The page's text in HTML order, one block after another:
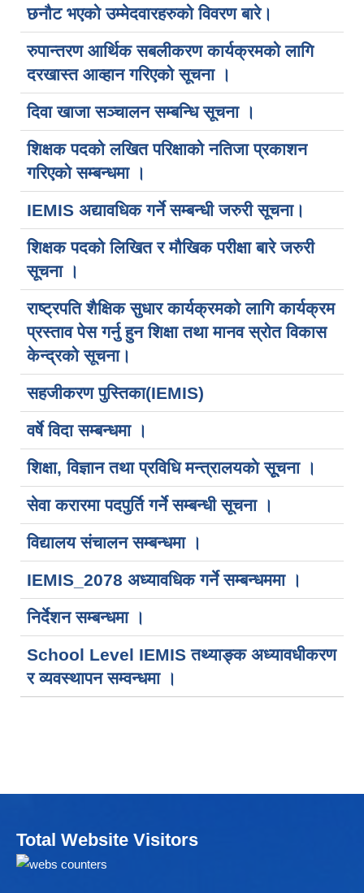
छनौट भएको उम्मेदवारहरुको विवरण बारे।
रुपान्तरण आर्थिक सबलीकरण कार्यक्रमको लागि
दरखास्त आव्हान गरिएको सूचना ।
दिवा खाजा सञ्चालन सम्बन्धि सूचना ।
शिक्षक पदको लखित परिक्षाको नतिजा प्रकाशन
गरिएको सम्बन्धमा ।
IEMIS अद्यावधिक गर्ने सम्बन्धी जरुरी सूचना।
शिक्षक पदको लिखित र मौखिक परीक्षा बारे जरुरी
सूचना ।
राष्ट्रपति शैक्षिक सुधार कार्यक्रमको लागि कार्यक्रम
प्रस्ताव पेस गर्नु हुन शिक्षा तथा मानव स्रोत विकास
केन्द्रको सूचना।
सहजीकरण पुस्तिका(IEMIS)
वर्षे विदा सम्बन्धमा ।
शिक्षा, विज्ञान तथा प्रविधि मन्त्रालयकाे सूूचना ।
सेवा करारमा पदपुर्ति गर्ने सम्बन्धी सूचना ।
विद्यालय संचालन सम्बन्धमा ।
IEMIS_2078 अध्यावधिक गर्ने सम्बन्धममा ।
निर्देशन सम्बन्धमा ।
School Level IEMIS तथ्याङ्क अध्यावधीकरण
र व्यवस्थापन सम्वन्धमा ।
Total Website Visitors